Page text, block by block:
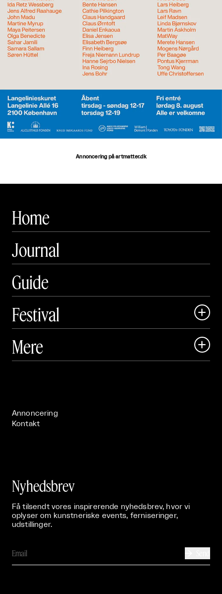
Annoncering på artmatter.dk
Home
Journal
Guide
Festival

 Art Matter Festival
Mere 
Annoncering
Kontakt
Nyhedsbrev
Få tilsendt vores inspirerende nyhedsbrev, hvor vi
oplyser om kunstneriske events, ferniseringer,
udstillinger.